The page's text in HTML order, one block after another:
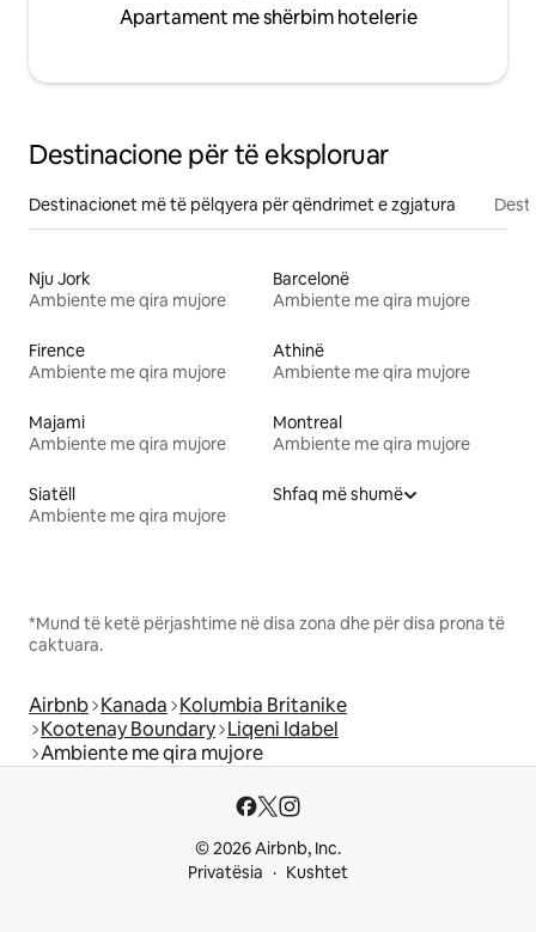
Apartament me shërbim hotelerie
Destinacione për të eksploruar
Destinacionet më të pëlqyera për qëndrimet e zgjatura
Nju Jork
Ambiente me qira mujore
Barcelonë
Ambiente me qira mujore
Firence
Ambiente me qira mujore
Athinë
Ambiente me qira mujore
Majami
Ambiente me qira mujore
Montreal
Ambiente me qira mujore
Siatëll
Ambiente me qira mujore
Shfaq më shumë
*Mund të ketë përjashtime në disa zona dhe për disa prona të
caktuara.
Airbnb Kanada Kolumbia Britanike
Kootenay Boundary Liqeni Idabel
Ambiente me qira mujore
© 2026 Airbnb, Inc.
Privatësia
Kushtet